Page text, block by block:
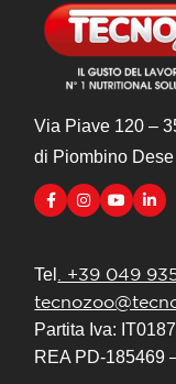
Via Piave 120 –
di Piombino
Tel
. +39 049
Partita Iva:
REA PD-185469